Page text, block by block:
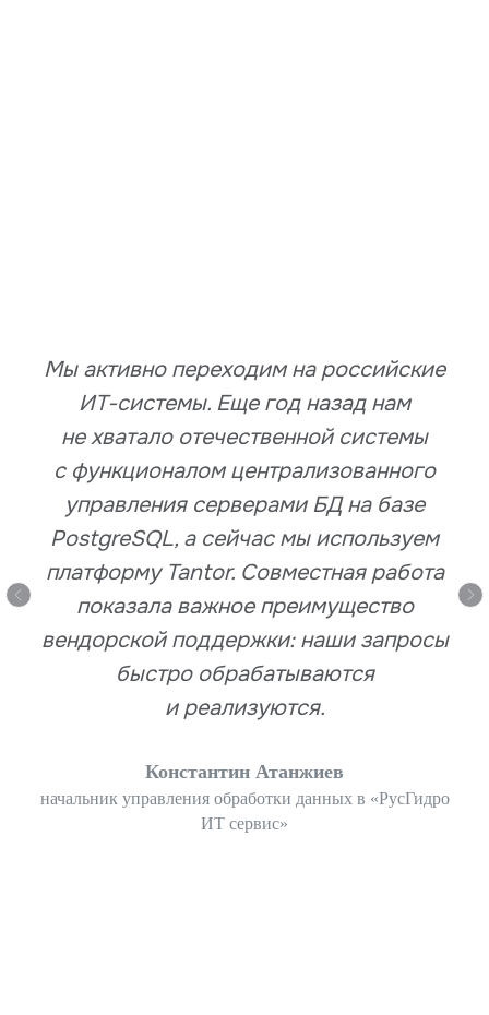
Мы активно переходим на российские
ИТ-системы. Еще год назад нам
не хватало отечественной системы
с функционалом централизованного
управления серверами БД на базе
PostgreSQL, а сейчас мы используем
платформу Tantor. Совместная работа
показала важное преимущество
вендорской поддержки: наши запросы
быстро обрабатываются
и реализуются.
Константин Атанжиев
начальник управления обработки данных в «РусГидро
ИТ сервис»